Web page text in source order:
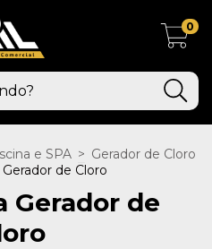
0
e SPA > Gerador de Cloro
Gerador de Cloro
Gerador de